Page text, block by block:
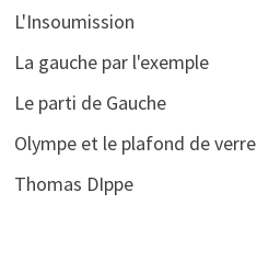
L'Insoumission
La gauche par l'exemple
Le parti de Gauche
Olympe et le plafond de verre
Thomas DIppe